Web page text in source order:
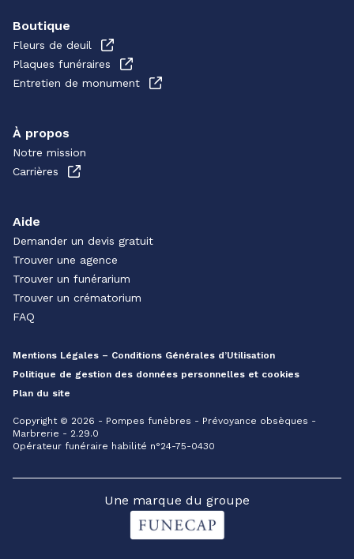
Boutique
Fleurs de deuil
Plaques funéraires
Entretien de monument
À propos
Notre mission
Carrières
Aide
Demander un devis gratuit
Trouver une agence
Trouver un funérarium
Trouver un crématorium
FAQ
Mentions Légales – Conditions Générales d’Utilisation
Politique de gestion des données personnelles et cookies
Plan du site
Copyright © 2026 - Pompes funèbres - Prévoyance obsèques -
Marbrerie - 2.29.0
Opérateur funéraire habilité n°24-75-0430
Une marque du groupe